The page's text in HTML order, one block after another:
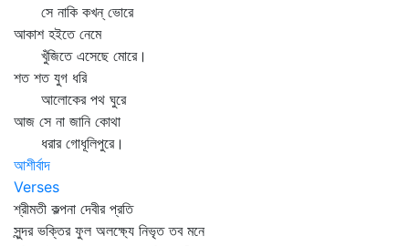
সে নাকি কখন্‌ ভোরে
আকাশ হইতে নেমে
খুঁজিতে এসেছে মোরে।
শত শত যুগ ধরি
আলোকের পথ ঘুরে
আজ সে না জানি কোথা
ধরার গোধূলিপুরে।
আশীর্বাদ
Verses
শ্রীমতী কল্পনা দেবীর প্রতি
সুন্দর ভক্তির ফুল অলক্ষ্যে নিভৃত তব মনে